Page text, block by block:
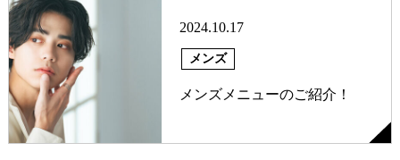
2024.10.17
メンズ
メンズメニューのご紹介！